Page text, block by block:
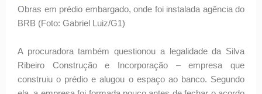
Obras em prédio embargado, onde foi instalada agência do
BRB (Foto: Gabriel Luiz/G1)
A procuradora também questionou a legalidade da Silva
Ribeiro Construção e Incorporação – empresa que
construiu o prédio e alugou o espaço ao banco. Segundo